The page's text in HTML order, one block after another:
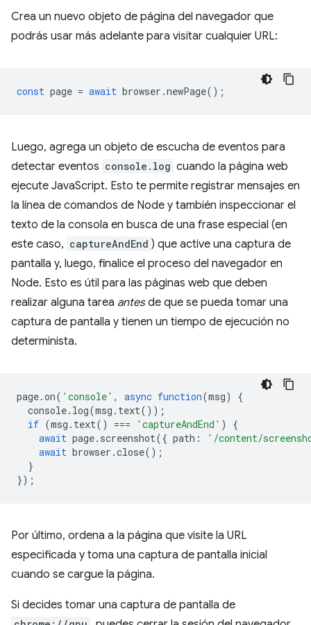
Crea un nuevo objeto de página del navegador que
podrás usar más adelante para visitar cualquier URL:
const page = await browser .newPage();
Luego, agrega un objeto de escucha de eventos para
detectar eventos console.log cuando la página web
ejecute JavaScript. Esto te permite registrar mensajes en
la línea de comandos de Node y también inspeccionar el
texto de la consola en busca de una frase especial (en
este caso, captureAndEnd ) que active una captura de
pantalla y, luego, finalice el proceso del navegador en
Node. Esto es útil para las páginas web que deben
realizar alguna tarea antesde que se pueda tomar una
captura de pantalla y tienen un tiempo de ejecución no
determinista.
page.on( 'console' , async function(msg)
{
console. log(msg . text());
if (msg . text() === 'captureAndEnd' )
{
await page. screenshot({ path :
'/content/
await browser .close();
}
});
Por último, ordena a la página que visite la URL
especificada y toma una captura de pantalla inicial
cuando se cargue la página.
Si decides tomar una captura de pantalla de